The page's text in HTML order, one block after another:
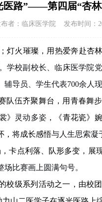
医路”——第四届“杏
布者：临床医学院 发布时间：
灯火璀璨，用热爱奔赴杏林
。 学校副校长、临床医学院
辅导员、学生代表700余人
队伍齐聚舞台 ，用青春舞步
》 灵动多姿 ， 《青花瓷》
， 将成长感悟与人生思索凝
卡点利落、队形多变 ， 展
场比赛画上圆满句号。
校级系列活动之一，由校